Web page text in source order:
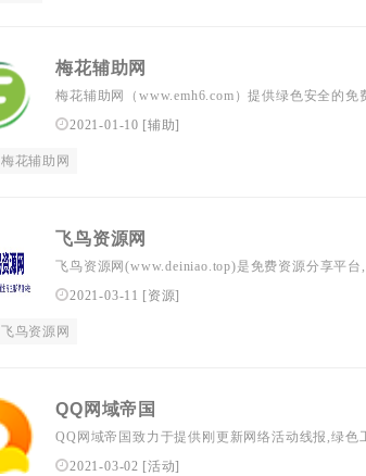
梅花辅助网
梅花辅助网（www.emh6.com）提供绿色安全的免
游戏活动线报,编程安全与游戏辅助,678辅助网交
2021-01-10 [辅助]
梅花辅助网
飞鸟资源网
飞鸟资源网(www.deiniao.top)是免费资源分享平台
件、游戏辅助等,分享最具价值的内容,致力打造全
2021-03-11 [资源]
飞鸟资源网
QQ网域帝国
QQ网域帝国致力于提供刚更新网络活动线报,绿色
享平台。
2021-03-02 [活动]